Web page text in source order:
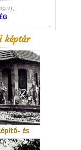
képtár
udvarán
és